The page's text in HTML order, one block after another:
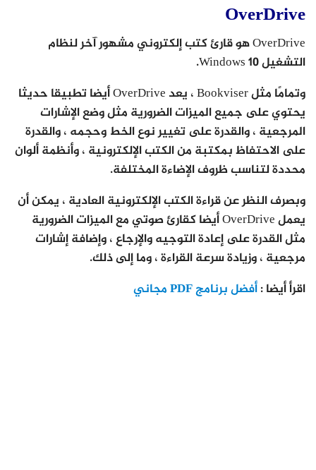
OverDrive
OverDrive هو قارئ كتب إلكتروني مشهور آخر لنظام
التشغيل Windows 10.
وتمامًا مثل Bookviser ، يعد OverDrive أيضا تطبيقا حديثا
يحتوي على جميع الميزات الضرورية مثل وضع الإشارات
المرجعية ، والقدرة على تغيير نوع الخط وحجمه ، والقدرة
على الاحتفاظ بمكتبة من الكتب الإلكترونية ، وأنظمة ألوان
محددة لتناسب ظروف الإضاءة المختلفة.
وبصرف النظر عن قراءة الكتب الإلكترونية العادية ، يمكن أن
يعمل OverDrive أيضا كقارئ صوتي مع الميزات الضرورية
مثل القدرة على إعادة التوجيه والإرجاع ، وإضافة إشارات
مرجعية ، وزيادة سرعة القراءة ، وما إلى ذلك.
اقرأ أيضا :أفضل برنامج PDF مجاني